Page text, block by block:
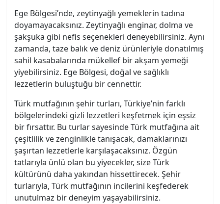
Ege Bölgesi’nde, zeytinyağlı yemeklerin tadına
doyamayacaksınız. Zeytinyağlı enginar, dolma ve
şakşuka gibi nefis seçenekleri deneyebilirsiniz. Aynı
zamanda, taze balık ve deniz ürünleriyle donatılmış
sahil kasabalarında mükellef bir akşam yemeği
yiyebilirsiniz. Ege Bölgesi, doğal ve sağlıklı
lezzetlerin buluştuğu bir cennettir.
Türk mutfağının şehir turları, Türkiye’nin farklı
bölgelerindeki gizli lezzetleri keşfetmek için eşsiz
bir fırsattır. Bu turlar sayesinde Türk mutfağına ait
çeşitlilik ve zenginlikle tanışacak, damaklarınızı
şaşırtan lezzetlerle karşılaşacaksınız. Özgün
tatlarıyla ünlü olan bu yiyecekler, size Türk
kültürünü daha yakından hissettirecek. Şehir
turlarıyla, Türk mutfağının incilerini keşfederek
unutulmaz bir deneyim yaşayabilirsiniz.